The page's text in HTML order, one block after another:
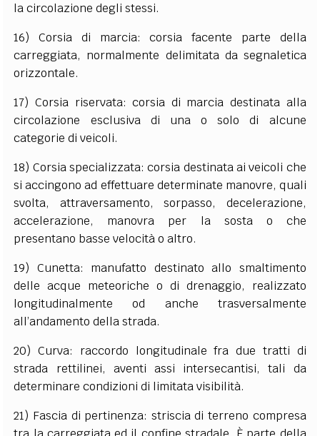
la circolazione degli stessi.
16) Corsia di marcia: corsia facente parte della
carreggiata, normalmente delimitata da segnaletica
orizzontale.
17) Corsia riservata: corsia di marcia destinata alla
circolazione esclusiva di una o solo di alcune
categorie di veicoli.
18) Corsia specializzata: corsia destinata ai veicoli che
si accingono ad effettuare determinate manovre, quali
svolta, attraversamento, sorpasso, decelerazione,
accelerazione, manovra per la sosta o che
presentano basse velocità o altro.
19) Cunetta: manufatto destinato allo smaltimento
delle acque meteoriche o di drenaggio, realizzato
longitudinalmente od anche trasversalmente
all’andamento della strada.
20) Curva: raccordo longitudinale fra due tratti di
strada rettilinei, aventi assi intersecantisi, tali da
determinare condizioni di limitata visibilità.
21) Fascia di pertinenza: striscia di terreno compresa